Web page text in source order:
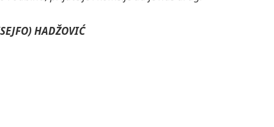
HADŽOVIĆ